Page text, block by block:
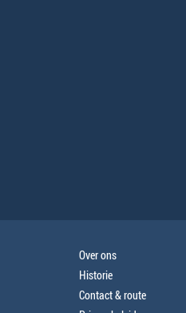
Over ons
Historie
Contact & route